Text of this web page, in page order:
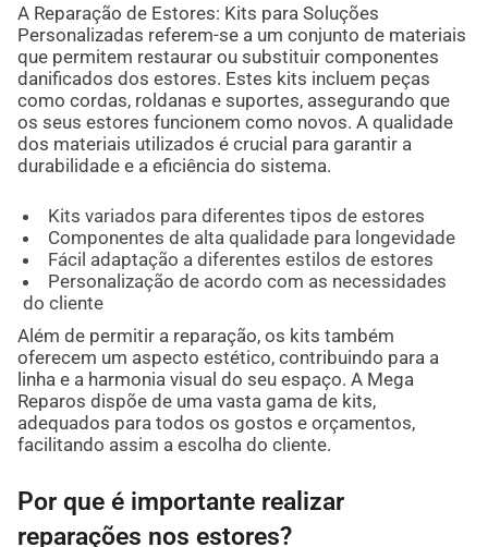
A Reparação de Estores: Kits para Soluções
Personalizadas referem-se a um conjunto de materiais
que permitem restaurar ou substituir componentes
danificados dos estores. Estes kits incluem peças
como cordas, roldanas e suportes, assegurando que
os seus estores funcionem como novos. A qualidade
dos materiais utilizados é crucial para garantir a
durabilidade e a eficiência do sistema.
Kits variados para diferentes tipos de estores
Componentes de alta qualidade para longevidade
Fácil adaptação a diferentes estilos de estores
Personalização de acordo com as necessidades
do cliente
Além de permitir a reparação, os kits também
oferecem um aspecto estético, contribuindo para a
linha e a harmonia visual do seu espaço. A Mega
Reparos dispõe de uma vasta gama de kits,
adequados para todos os gostos e orçamentos,
facilitando assim a escolha do cliente.
Por que é importante realizar
reparações nos estores?